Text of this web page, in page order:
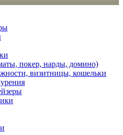
покер, нарды, домино)
визитницы, кошельки